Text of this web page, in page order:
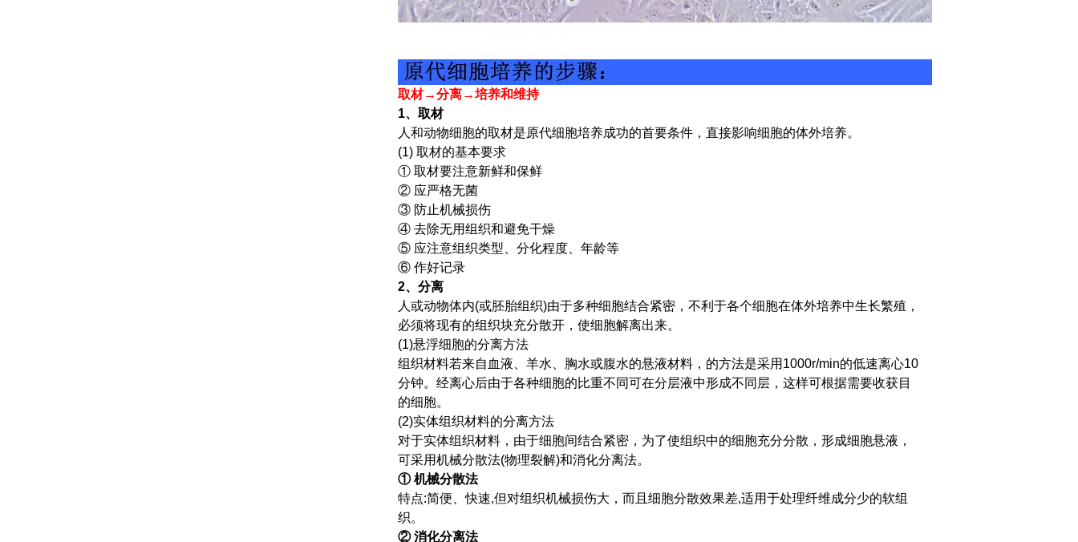
取材→分离→培养和维持
1、取材
人和动物细胞的取材是原代细胞培养成功的首要条件，直接影响细胞的体外培养。
(1) 取材的基本要求
① 取材要注意新鲜和保鲜
② 应严格无菌
③ 防止机械损伤
④ 去除无用组织和避免干燥
⑤ 应注意组织类型、分化程度、年龄等
⑥ 作好记录
2、分离
人或动物体内(或胚胎组织)由于多种细胞结合紧密，不利于各个细胞在体外培养中生长繁殖，
必须将现有的组织块充分散开，使细胞解离出来。
(1)悬浮细胞的分离方法
组织材料若来自血液、羊水、胸水或腹水的悬液材料，的方法是采用1000r/min的低速离心10
分钟。经离心后由于各种细胞的比重不同可在分层液中形成不同层，这样可根据需要收获目
的细胞。
(2)实体组织材料的分离方法
对于实体组织材料，由于细胞间结合紧密，为了使组织中的细胞充分分散，形成细胞悬液，
可采用机械分散法(物理裂解)和消化分离法。
① 机械分散法
特点:简便、快速,但对组织机械损伤大，而且细胞分散效果差,适用于处理纤维成分少的软组
织。
② 消化分离法